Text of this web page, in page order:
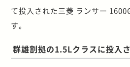
て投入された三菱 ランサー
す。
群雄割拠の1.5Lクラスに投入